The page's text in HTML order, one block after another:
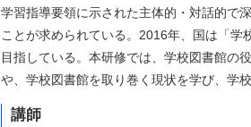
学習指導要領に示された主体的・対話的で
ことが求められている。2016年、国は「
目指している。本研修では、学校図書館の
や、学校図書館を取り巻く現状を学び、学
講師